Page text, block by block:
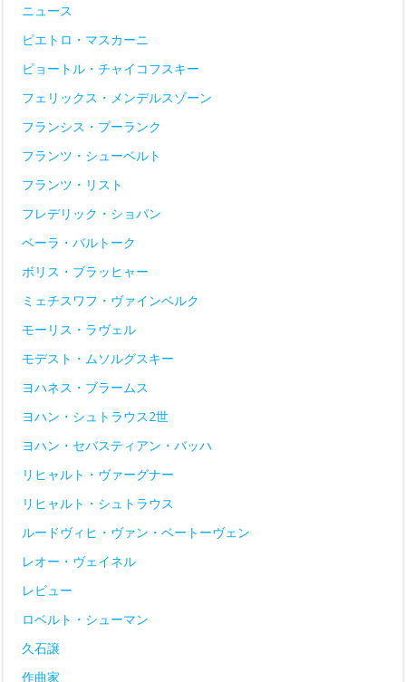
ニュース
ピエトロ・マスカーニ
ピョートル・チャイコフスキー
フェリックス・メンデルスゾーン
フランシス・プーランク
フランツ・シューベルト
フランツ・リスト
フレデリック・ショパン
ベーラ・バルトーク
ボリス・ブラッヒャー
ミェチスワフ・ヴァインベルク
モーリス・ラヴェル
モデスト・ムソルグスキー
ヨハネス・ブラームス
ヨハン・シュトラウス2世
ヨハン・セバスティアン・バッハ
リヒャルト・ヴァーグナー
リヒャルト・シュトラウス
ルードヴィヒ・ヴァン・ベートーヴェン
レオー・ヴェイネル
レビュー
ロベルト・シューマン
久石譲
作曲家